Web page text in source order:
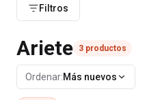
Filtros
Ariete 3 productos
Ordenar:Más nuevos